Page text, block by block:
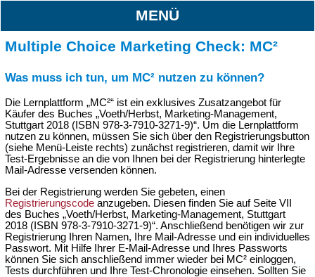
MENÜ
Multiple Choice Marketing Check: MC²
Was muss ich tun, um MC² nutzen zu können?
Die Lernplattform „MC²“ ist ein exklusives Zusatzangebot für
Käufer des Buches „Voeth/Herbst, Marketing-Management,
Stuttgart 2018 (ISBN 978-3-7910-3271-9)“. Um die Lernplattform
nutzen zu können, müssen Sie sich über den Registrierungsbutton
(siehe Menü-Leiste rechts) zunächst registrieren, damit wir Ihre
Test-Ergebnisse an die von Ihnen bei der Registrierung hinterlegte
Mail-Adresse versenden können.
Bei der Registrierung werden Sie gebeten, einen
Registrierungscodeanzugeben. Diesen finden Sie auf Seite VII
des Buches „Voeth/Herbst, Marketing-Management, Stuttgart
2018 (ISBN 978-3-7910-3271-9)“. Anschließend benötigen wir zur
Registrierung Ihren Namen, Ihre Mail-Adresse und ein individuelles
Passwort. Mit Hilfe Ihrer E-Mail-Adresse und Ihres Passworts
können Sie sich anschließend immer wieder bei MC² einloggen,
Tests durchführen und Ihre Test-Chronologie einsehen. Sollten Sie